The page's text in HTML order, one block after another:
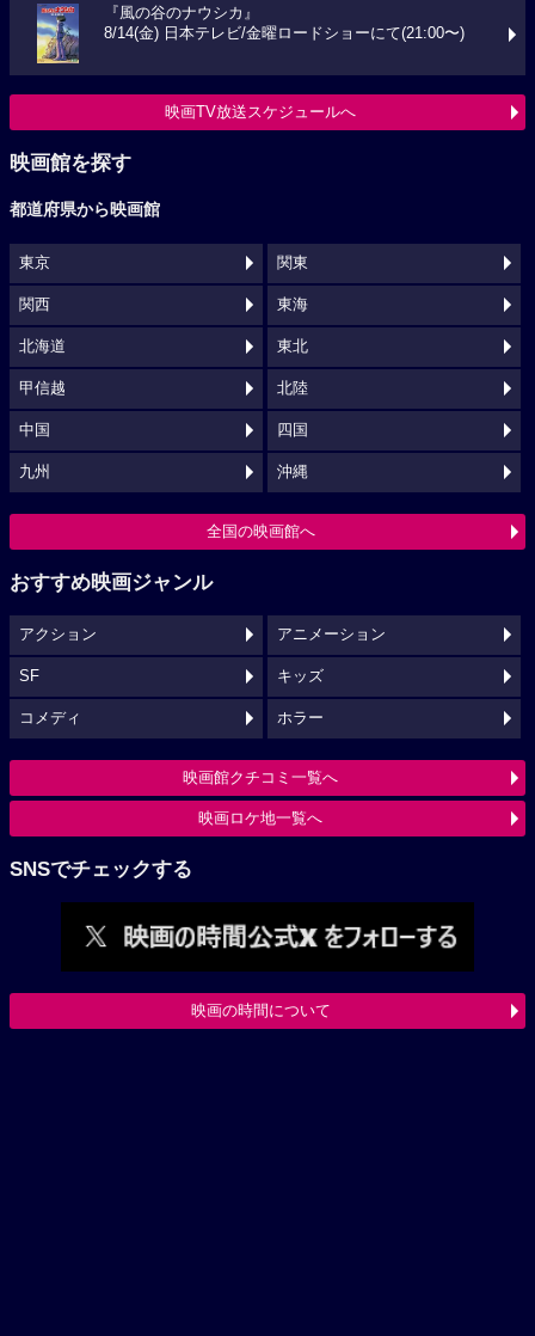
『風の谷のナウシカ』
8/14(金) 日本テレビ/金曜ロードショーにて(21:00〜)
映画TV放送スケジュールへ
映画館を探す
都道府県から映画館
東京 関東
関西 東海
北海道 東北
甲信越 北陸
中国 四国
九州 沖縄
全国の映画館へ
おすすめ映画ジャンル
アクション アニメーション
SF キッズ
コメディ ホラー
映画館クチコミ一覧へ
映画ロケ地一覧へ
SNSでチェックする
映画の時間について